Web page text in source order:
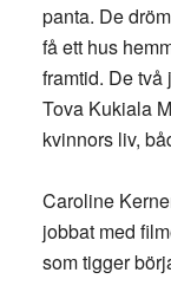
panta. De
få ett hus
framtid. De
Tova Kukiala
kvinnors liv,
Caroline
jobbat med
som tigger